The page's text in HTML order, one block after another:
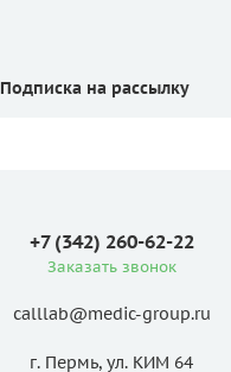
Подписка на рассылку
+7 (342) 260-62-22
Заказать звонок
calllab@medic-group.ru
г. Пермь, ул. КИМ 64